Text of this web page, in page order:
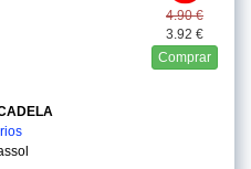
4.90 €
3.92 €
Comprar